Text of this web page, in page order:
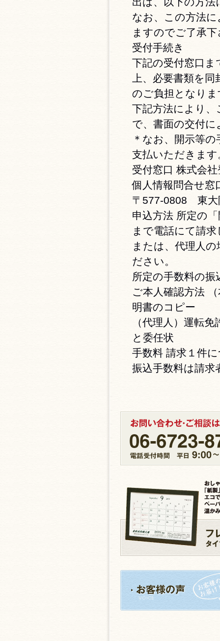
なお、この方法
ますのでご了承
受付手続き
下記の受付窓口ま
上、必要書類を
のご負担となりま
下記方法により
で、書面の交付
＊なお、開示等
支払いただきます
受付窓口 株式会
個人情報問合せ
〒577-0808 東大
申込方法 所定の
まで電話にて請
または、代理人
ださい。
所定の手数料の
ご本人確認方法
明書のコピー
（代理人）運転
と委任状
手数料 請求１件
振込手数料は請